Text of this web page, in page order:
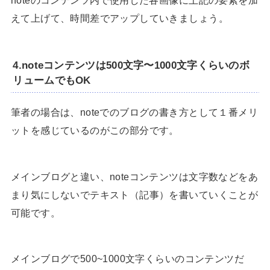
えて上げて、時間差でアップしていきましょう。
4.noteコンテンツは500文字〜1000文字くらいのボ
リュームでもOK
筆者の場合は、noteでのブログの書き方として１番メリ
ットを感じているのがこの部分です。
メインブログと違い、noteコンテンツは文字数などをあ
まり気にしないでテキスト（記事）を書いていくことが
可能です。
メインブログで500~1000文字くらいのコンテンツだ